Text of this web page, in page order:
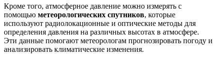
Кроме того, атмосферное давление можно измерять с
помощью метеорологических спутников, которые
используют радиолокационные и оптические методы для
определения давления на различных высотах в атмосфере.
Эти данные помогают метеорологам прогнозировать погоду и
анализировать климатические изменения.